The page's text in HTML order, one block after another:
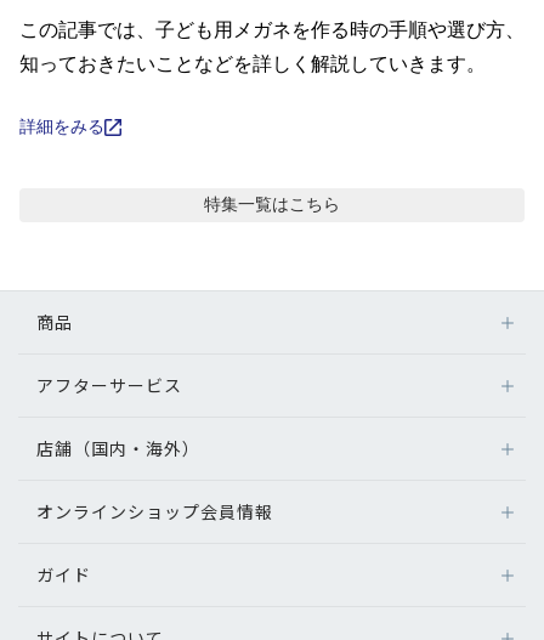
ブランド一覧
レビュー
ブログ
この記事では、子ども用メガネを作る時の手順や選び方、
知っておきたいことなどを詳しく解説していきます。
詳細をみる
特集一覧はこちら
商品
メガネ
サングラス
補聴器
グッズ・小物
アフターサービス
アフターサービス
メガネの不具合、修理について
補聴器に関するアフターサービス
店舗（国内・海外）
店舗検索
オンラインショップ会員情報
ログイン
ガイド